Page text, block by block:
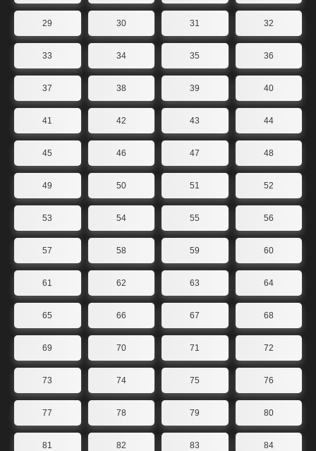
29 30 31 32
33 34 35 36
37 38 39 40
41 42 43 44
45 46 47 48
49 50 51 52
53 54 55 56
57 58 59 60
61 62 63 64
65 66 67 68
69 70 71 72
73 74 75 76
77 78 79 80
81 82 83 84